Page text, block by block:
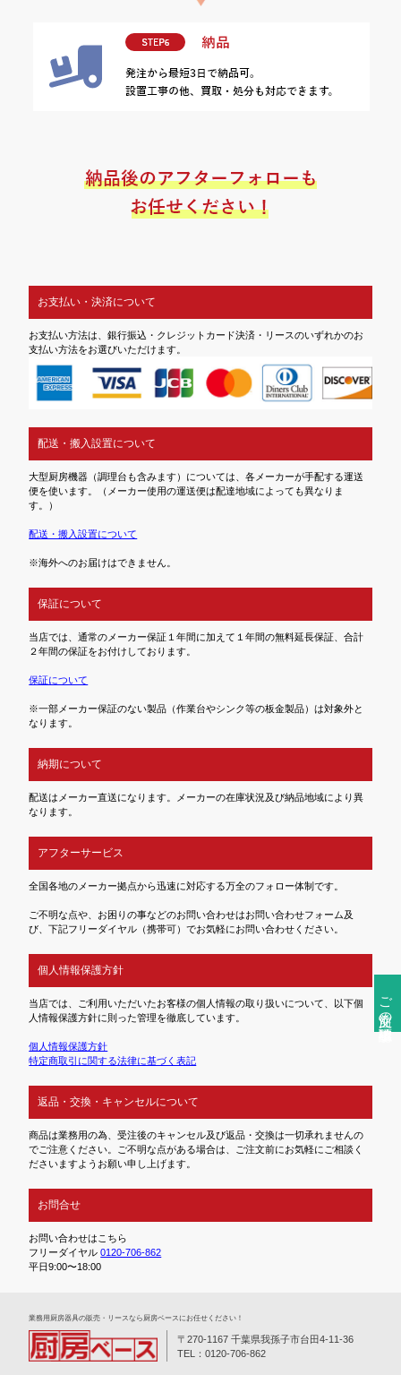
ご注文前の確認事項
お支払い・決済について
お支払い方法は、銀行振込・クレジットカード決済・リースのいずれかのお
支払い方法をお選びいただけます。
配送・搬入設置について
大型厨房機器（調理台も含みます）については、各メーカーが手配する運送
便を使います。（メーカー使用の運送便は配達地域によっても異なりま
す。）
配送・搬入設置について
※海外へのお届けはできません。
保証について
当店では、通常のメーカー保証１年間に加えて１年間の無料延長保証、合計
２年間の保証をお付けしております。
保証について
※一部メーカー保証のない製品（作業台やシンク等の板金製品）は対象外と
なります。
納期について
配送はメーカー直送になります。メーカーの在庫状況及び納品地域により異
なります。
アフターサービス
全国各地のメーカー拠点から迅速に対応する万全のフォロー体制です。
ご不明な点や、お困りの事などのお問い合わせはお問い合わせフォーム及
び、下記フリーダイヤル（携帯可）でお気軽にお問い合わせください。
個人情報保護方針
当店では、ご利用いただいたお客様の個人情報の取り扱いについて、以下個
人情報保護方針に則った管理を徹底しています。
個人情報保護方針
特定商取引に関する法律に基づく表記
返品・交換・キャンセルについて
商品は業務用の為、受注後のキャンセル及び返品・交換は一切承れませんの
でご注意ください。ご不明な点がある場合は、ご注文前にお気軽にご相談く
ださいますようお願い申し上げます。
お問合せ
お問い合わせはこちら
フリーダイヤル0120-706-862
平日9:00〜18:00
業務⽤厨房器具の販売・リースなら厨房ベースにお任せください！
〒270-1167 千葉県我孫子市台田4-11-36
TEL：0120-706-862